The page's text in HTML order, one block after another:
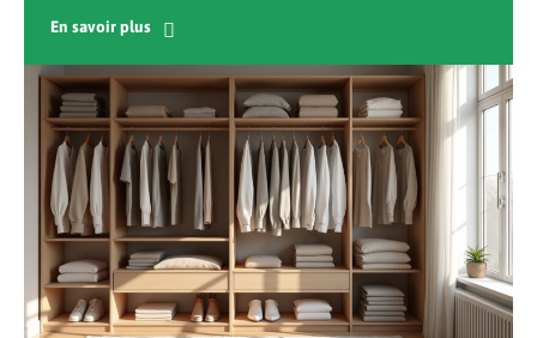
En savoir plus